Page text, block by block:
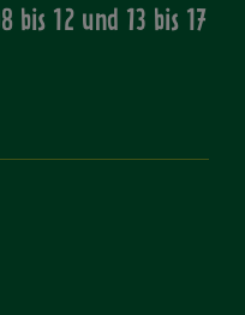
bis 12 und 13 bis 17